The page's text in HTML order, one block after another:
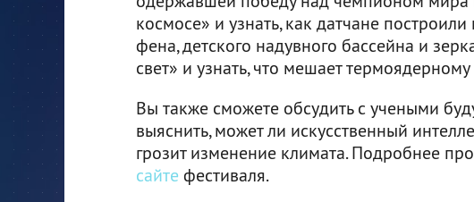
космосе» и узнать, как датчане
фена, детского надувного бассейна и
свет» и узнать, что мешает термоядерному
Вы также сможете обсудить с учеными
выяснить, может ли искусственный
грозит изменение климата. Подробнее
сайте фестиваля.